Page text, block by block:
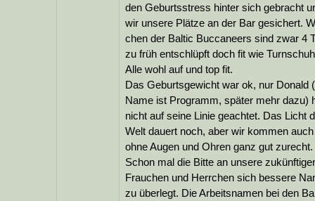
den Geburtsstress hinter sich gebracht
wir unsere Plätze an der Bar gesichert.
chen der Baltic Buccaneers sind zwar 4
zu früh entschlüpft doch fit wie
Alle wohl auf und top fit.
Das Geburtsgewicht war ok, nur Donald
Name ist Programm, später mehr dazu)
nicht auf seine Linie geachtet. Das Licht
Welt dauert noch, aber wir kommen auch
ohne Augen und Ohren ganz gut zurecht.
Schon mal die Bitte an unsere
Frauchen und Herrchen sich bessere
zu überlegt. Die Arbeitsnamen bei den